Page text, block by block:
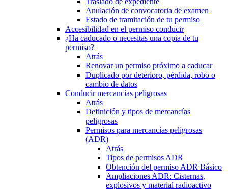
Anulación de convocatoria de examen
Estado de tramitación de tu permiso
Accesibilidad en el permiso conducir
¿Ha caducado o necesitas una copia de tu
permiso?
Atrás
Renovar un permiso próximo a caducar
Duplicado por deterioro, pérdida, robo o
cambio de datos
Conducir mercancías peligrosas
Atrás
Definición y tipos de mercancías
peligrosas
Permisos para mercancías peligrosas
(ADR)
Atrás
Tipos de permisos ADR
Obtención del permiso ADR Básico
Ampliaciones ADR: Cisternas,
explosivos y material radioactivo